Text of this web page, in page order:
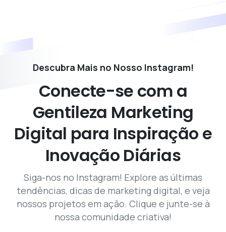
Descubra Mais no Nosso Instagram!
Conecte-se com a
Gentileza Marketing
Digital para Inspiração e
Inovação Diárias
Siga-nos no Instagram! Explore as últimas
tendências, dicas de marketing digital, e veja
nossos projetos em ação. Clique e junte-se à
nossa comunidade criativa!